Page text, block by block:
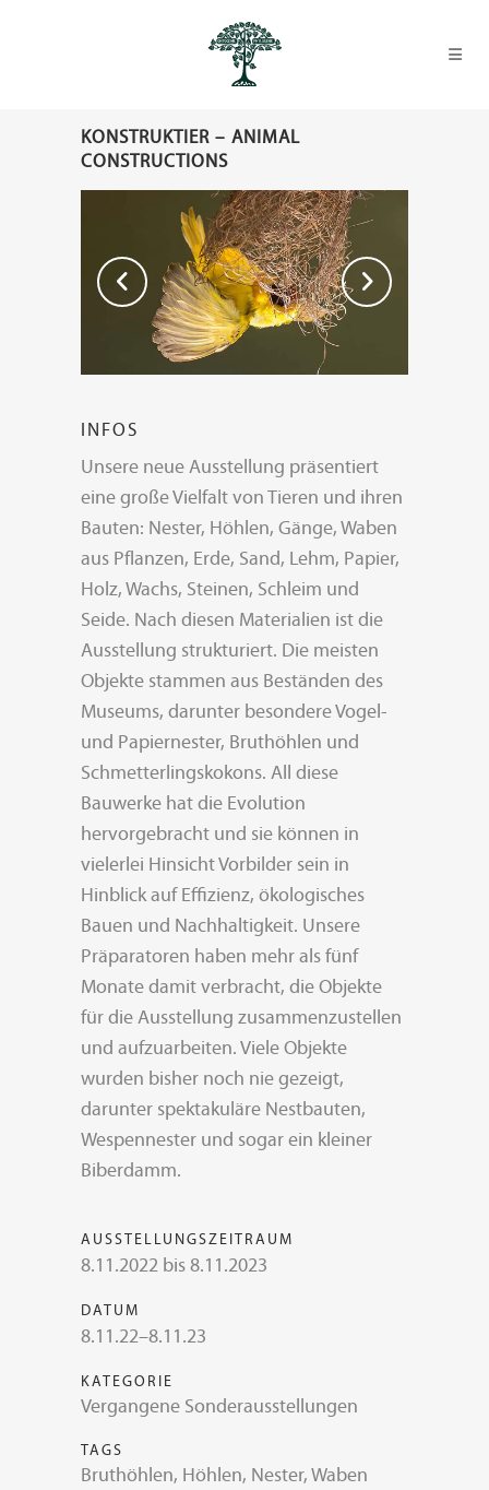
KONSTRUKTIER – ANIMAL
CONSTRUCTIONS
INFOS
Unsere neue Ausstellung präsentiert
eine große Vielfalt von Tieren und ihren
Bauten: Nester, Höhlen, Gänge, Waben
aus Pflanzen, Erde, Sand, Lehm, Papier,
Holz, Wachs, Steinen, Schleim und
Seide. Nach diesen Materialien ist die
Ausstellung strukturiert. Die meisten
Objekte stammen aus Beständen des
Museums, darunter besondere Vogel-
und Papiernester, Bruthöhlen und
Schmetterlingskokons. All diese
Bauwerke hat die Evolution
hervorgebracht und sie können in
vielerlei Hinsicht Vorbilder sein in
Hinblick auf Effizienz, ökologisches
Bauen und Nachhaltigkeit. Unsere
Präparatoren haben mehr als fünf
Monate damit verbracht, die Objekte
für die Ausstellung zusammenzustellen
und aufzuarbeiten. Viele Objekte
wurden bisher noch nie gezeigt,
darunter spektakuläre Nestbauten,
Wespennester und sogar ein kleiner
Biberdamm.
AUSSTELLUNGSZEITRAUM
8.11.2022 bis 8.11.2023
DATUM
8.11.22–8.11.23
KATEGORIE
Vergangene Sonderausstellungen
TAGS
Bruthöhlen, Höhlen, Nester, Waben